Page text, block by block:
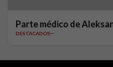
Parte médico de
DESTACADOS